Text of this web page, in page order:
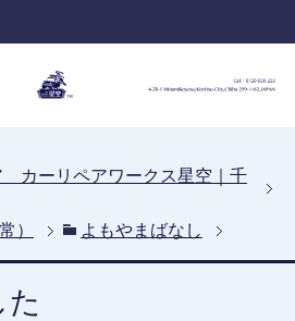
カーリペアワークス星空｜千
）
よもやまばなし
た